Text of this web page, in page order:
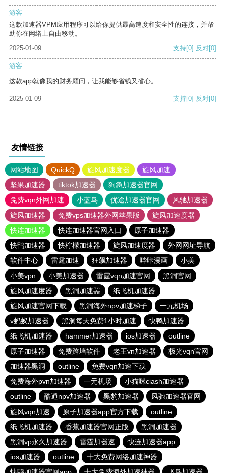
游客
这款加速器VPM应用程序可以给你提供最高速度和安全性的连接，并帮
助你在网络上自由移动。
2025-01-09
支持[0] 反对[0]
游客
这款app就像我的财务顾问，让我能够省钱又省心。
2025-01-09 支持[0] 反对[0]
友情链接
网站地图 QuickQ 旋风加速度器
旋风加速
坚果加速器
tiktok加速器
狗急加速器官网
免费vqn外网加速
小蓝鸟 优途加速器官网
风驰加速器
旋风加速器
免费vps加速器外网苹果版
旋风加速度器
快连加速器
快连加速器官网入口
原子加速器
快鸭加速器
快柠檬加速器 旋风加速度器
外网网址导航
软件中心
雷霆加速 狂飙加速器 哔咔漫画
小美
小美vpn
小美加速器 雷霆vqn加速官网
黑洞官网
旋风加速度器
黑洞加速噐
纸飞机加速器
旋风加速官网下载
黑洞海外npv加速梯子
一元机场
v蚂蚁加速器
黑洞每天免费1小时加速
快鸭加速器
纸飞机加速器
hammer加速器 ios加速器
outline
原子加速器
免费跨墙软件 老王vn加速器
极光vqn官网
加速器黑洞
outline
免费vqn加速下载
免费海外pvn加速器
一元机场
小猫咪ciash加速器
outline
酷通npv加速器 黑豹加速器
风驰加速器官网
旋风vqn加速
原子加速器app官方下载
outline
纸飞机加速器
香蕉加速器官网正版
黑洞加速器
黑洞vp永久加速器
雷霆加器速
快连加速器app
ios加速器
outline
十大免费网络加速神器